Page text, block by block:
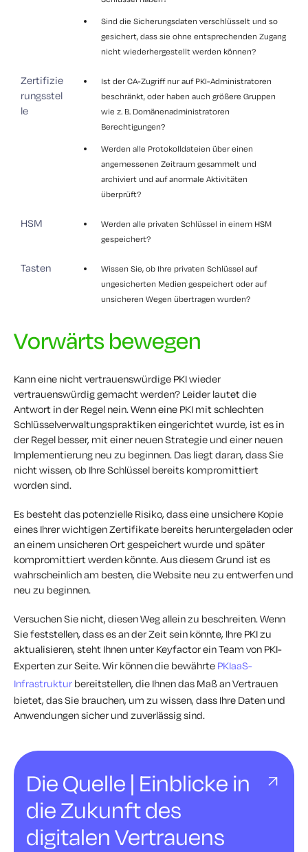
Sind die Sicherungsdaten verschlüsselt und so
gesichert, dass sie ohne entsprechenden Zugang
nicht wiederhergestellt werden können?
Zertifizie
rungsstel
le
Ist der CA-Zugriff nur auf PKI-Administratoren
beschränkt, oder haben auch größere Gruppen
wie z. B. Domänenadministratoren
Berechtigungen?
Werden alle Protokolldateien über einen
angemessenen Zeitraum gesammelt und
archiviert und auf anormale Aktivitäten
überprüft?
HSM
Werden alle privaten Schlüssel in einem HSM
gespeichert?
Tasten
Wissen Sie, ob Ihre privaten Schlüssel auf
ungesicherten Medien gespeichert oder auf
unsicheren Wegen übertragen wurden?
Vorwärts bewegen
Kann eine nicht vertrauenswürdige PKI wieder
vertrauenswürdig gemacht werden? Leider lautet die
Antwort in der Regel nein. Wenn eine PKI mit schlechten
Schlüsselverwaltungspraktiken eingerichtet wurde, ist es in
der Regel besser, mit einer neuen Strategie und einer neuen
Implementierung neu zu beginnen. Das liegt daran, dass Sie
nicht wissen, ob Ihre Schlüssel bereits kompromittiert
worden sind.
Es besteht das potenzielle Risiko, dass eine unsichere Kopie
eines Ihrer wichtigen Zertifikate bereits heruntergeladen oder
an einem unsicheren Ort gespeichert wurde und später
kompromittiert werden könnte. Aus diesem Grund ist es
wahrscheinlich am besten, die Website neu zu entwerfen und
neu zu beginnen.
Versuchen Sie nicht, diesen Weg allein zu beschreiten. Wenn
Sie feststellen, dass es an der Zeit sein könnte, Ihre PKI zu
aktualisieren, steht Ihnen unter Keyfactor ein Team von PKI-
Experten zur Seite. Wir können die bewährte PKIaaS-
Infrastruktur bereitstellen, die Ihnen das Maß an Vertrauen
bietet, das Sie brauchen, um zu wissen, dass Ihre Daten und
Anwendungen sicher und zuverlässig sind.
Die Quelle | Einblicke in
die Zukunft des
digitalen Vertrauens